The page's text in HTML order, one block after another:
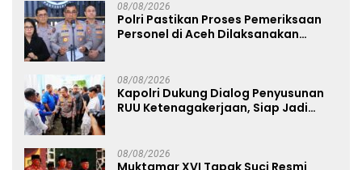
08/08/2026
Polri Pastikan Proses Pemeriksaan
Personel di Aceh Dilaksanakan
08/08/2026
Kapolri Dukung Dialog Penyusunan
RUU Ketenagakerjaan, Siap Jadi
08/08/2026